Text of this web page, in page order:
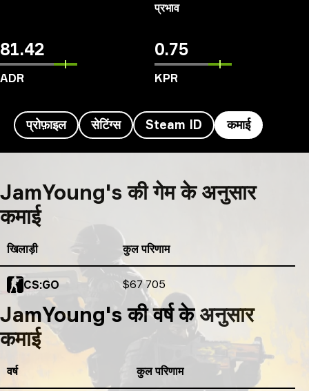
प्रभाव
81.42
ADR
0.75
KPR
प्रोफ़ाइल सेटिंग्स Steam ID कमाई
JamYoung's की गेम के अनुसार
कमाई
खिलाड़ी कुल परिणाम
CS:GO कुल परिणाम
$67 705
JamYoung's की वर्ष के अनुसार
कमाई
वर्ष कुल परिणाम